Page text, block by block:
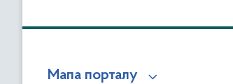
Мапа порталу